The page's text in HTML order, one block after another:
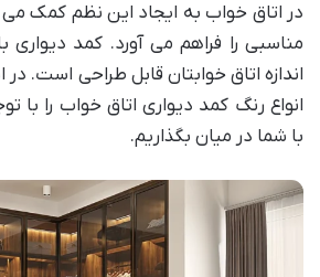
در اتاق خواب به ایجاد این نظم کمک
مناسبی را فراهم می آورد. کمد دیواری
اندازه اتاق خوابتان قابل طراحی است.
انواع رنگ کمد دیواری اتاق خواب را با
با شما در میان بگذاریم.